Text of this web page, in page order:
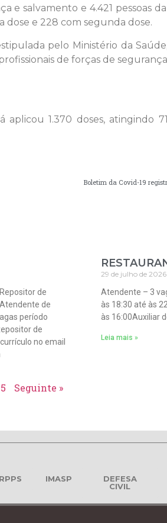
e salvamento e 4.421 pessoas
dose e 228 com segunda dose.
pelo Ministério da
de forças de
1.370 doses, atingindo
Boletim da Covid-19
de
de
período
de
no email
29 de julho de 2026
Atendente – 3
às 18:30 até às
às 16:00Auxiliar
Leia mais »
5 Seguinte »
RPPS IMASP
DEFESA
CIVIL